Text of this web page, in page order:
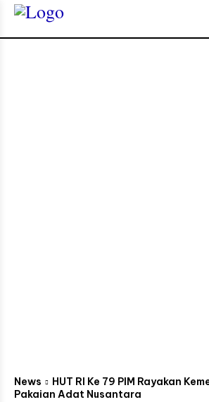
News
HUT RI Ke 79 PIM Rayakan
Pakaian Adat Nusantara